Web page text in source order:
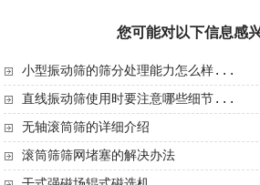
您可能对以下信息感
小型振动筛的筛分处理能力怎么样...
直线振动筛使用时要注意哪些细节...
无轴滚筒筛​的详细介绍
滚筒筛筛网堵塞的解决办法